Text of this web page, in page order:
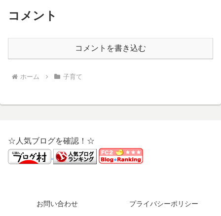
コメント
コメントを書き込む
ホーム 子育て
☆人気ブログを確認！☆
お問い合わせ プライバシーポリシー